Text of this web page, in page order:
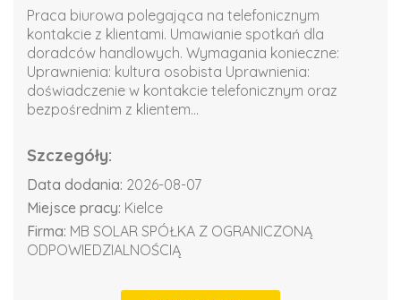
Praca biurowa polegająca na telefonicznym
kontakcie z klientami. Umawianie spotkań dla
doradców handlowych. Wymagania konieczne:
Uprawnienia: kultura osobista Uprawnienia:
doświadczenie w kontakcie telefonicznym oraz
bezpośrednim z klientem...
Szczegóły:
Data dodania: 2026-08-07
Miejsce pracy: Kielce
Firma: MB SOLAR SPÓŁKA Z OGRANICZONĄ
ODPOWIEDZIALNOŚCIĄ